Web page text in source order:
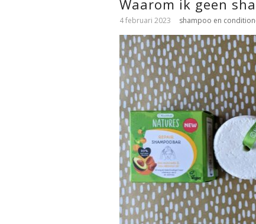
Waarom ik geen
4 februari 2023 shampoo en